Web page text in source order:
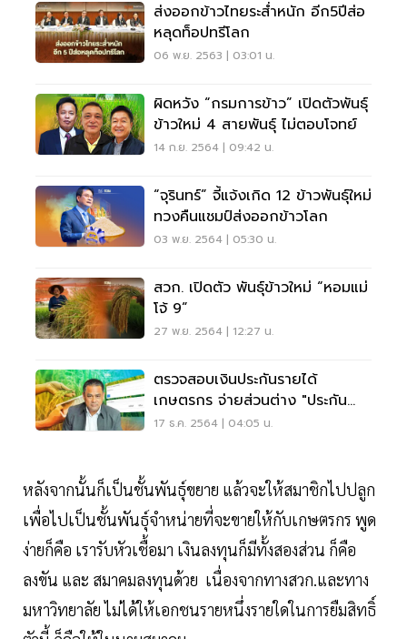
ส่งออกข้าวไทยระส่ำหนัก อีก5ปีส่อ
หลุดท็อปทรีโลก
06 พ.ย. 2563 | 03:01 น.
ผิดหวัง “กรมการข้าว” เปิดตัวพันธุ์
ข้าวใหม่ 4 สายพันธุ์ ไม่ตอบโจทย์
14 ก.ย. 2564 | 09:42 น.
“จุรินทร์” จี้แจ้งเกิด 12 ข้าวพันธุ์ใหม่
ทวงคืนแชมป์ส่งออกข้าวโลก
03 พ.ย. 2564 | 05:30 น.
สวก. เปิดตัว พันธุ์ข้าวใหม่ “หอมแม่
โจ้ 9”
27 พ.ย. 2564 | 12:27 น.
ตรวจสอบเงินประกันรายได้
เกษตรกร จ่ายส่วนต่าง "ประกัน
ราคาข้าว" งวด 10 ล่าสุด
17 ธ.ค. 2564 | 04:05 น.
หลังจากนั้นก็เป็นชั้นพันธุ์ขยาย แล้วจะให้สมาชิกไปปลูก
เพื่อไปเป็นชั้นพันธุ์จำหน่ายที่จะขายให้กับเกษตรกร พูด
ง่ายก็คือ เรารับหัวเชื้อมา เงินลงทุนก็มีทั้งสองส่วน ก็คือ
ลงขัน และ สมาคมลงทุนด้วย เนื่องจากทางสวก.และทาง
มหาวิทยาลัย ไม่ได้ให้เอกชนรายหนึ่งรายใดในการยืมสิทธิ์